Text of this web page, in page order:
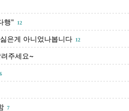
행" 12
은게 아니었나봅니다 12
주세요~
6
7